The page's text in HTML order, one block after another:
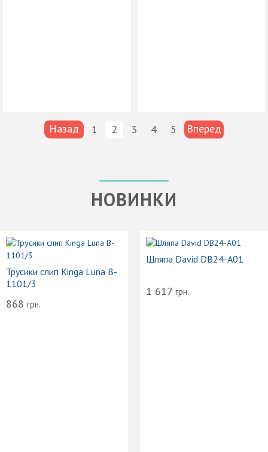
Назад 1 2 3 4 5 Вперед
НОВИНКИ
Трусики слип Kinga Luna B-
1101/3
868 грн.
Шляпа David DB24-A01
1 617 грн.